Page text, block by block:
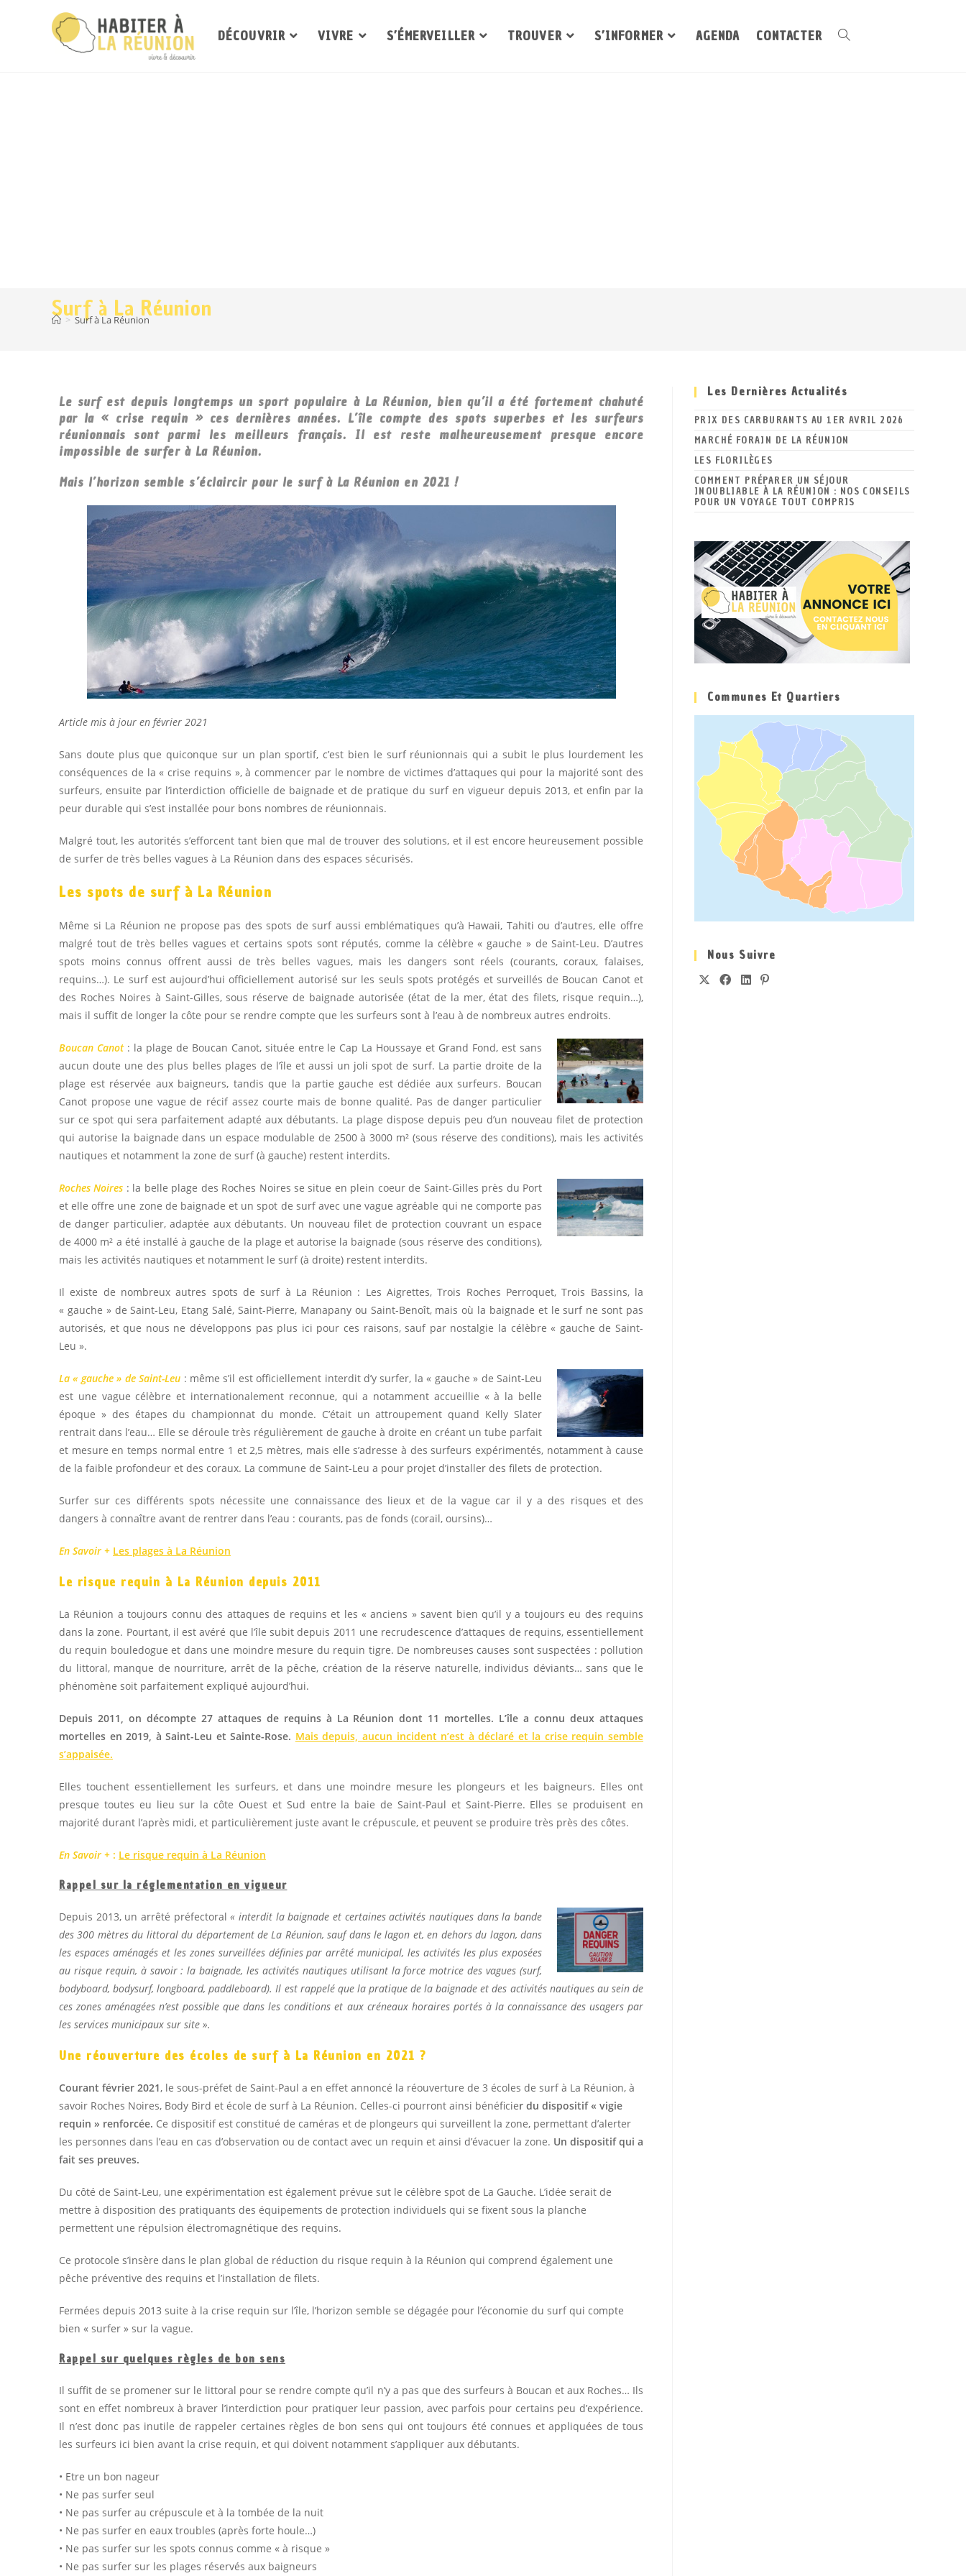
DÉCOUVRIR VIVRE S’ÉMERVEILLER TROUVER S’INFORMER AGENDA CONTACTER
Surf à La Réunion
> Surf à La Réunion
Le surf est depuis longtemps un sport populaire à La Réunion, bien qu’il a été fortement chahuté
par la « crise requin » ces dernières années. L’île compte des spots superbes et les surfeurs
réunionnais sont parmi les meilleurs français. Il est reste malheureusement presque encore
impossible de surfer à La Réunion.
Mais l’horizon semble s’éclaircir pour le surf à La Réunion en 2021 !
Article mis à jour en février 2021
Sans doute plus que quiconque sur un plan sportif, c’est bien le surf réunionnais qui a subit le plus lourdement les
conséquences de la « crise requins », à commencer par le nombre de victimes d’attaques qui pour la majorité sont des
surfeurs, ensuite par l’interdiction officielle de baignade et de pratique du surf en vigueur depuis 2013, et enfin par la
peur durable qui s’est installée pour bons nombres de réunionnais.
Malgré tout, les autorités s’efforcent tant bien que mal de trouver des solutions, et il est encore heureusement possible
de surfer de très belles vagues à La Réunion dans des espaces sécurisés.
Les spots de surf à La Réunion
Même si La Réunion ne propose pas des spots de surf aussi emblématiques qu’à Hawaii, Tahiti ou d’autres, elle offre
malgré tout de très belles vagues et certains spots sont réputés, comme la célèbre « gauche » de Saint-Leu. D’autres
spots moins connus offrent aussi de très belles vagues, mais les dangers sont réels (courants, coraux, falaises,
requins…). Le surf est aujourd’hui officiellement autorisé sur les seuls spots protégés et surveillés de Boucan Canot et
des Roches Noires à Saint-Gilles, sous réserve de baignade autorisée (état de la mer, état des filets, risque requin…),
mais il suffit de longer la côte pour se rendre compte que les surfeurs sont à l’eau à de nombreux autres endroits.
Boucan Canot: la plage de Boucan Canot, située entre le Cap La Houssaye et Grand Fond, est sans
aucun doute une des plus belles plages de l’île et aussi un joli spot de surf. La partie droite de la
plage est réservée aux baigneurs, tandis que la partie gauche est dédiée aux surfeurs. Boucan
Canot propose une vague de récif assez courte mais de bonne qualité. Pas de danger particulier
sur ce spot qui sera parfaitement adapté aux débutants. La plage dispose depuis peu d’un nouveau filet de protection
qui autorise la baignade dans un espace modulable de 2500 à 3000 m² (sous réserve des conditions), mais les activités
nautiques et notamment la zone de surf (à gauche) restent interdits.
Roches Noires : la belle plage des Roches Noires se situe en plein coeur de Saint-Gilles près du Port
et elle offre une zone de baignade et un spot de surf avec une vague agréable qui ne comporte pas
de danger particulier, adaptée aux débutants. Un nouveau filet de protection couvrant un espace
de 4000 m² a été installé à gauche de la plage et autorise la baignade (sous réserve des conditions),
mais les activités nautiques et notamment le surf (à droite) restent interdits.
Il existe de nombreux autres spots de surf à La Réunion : Les Aigrettes, Trois Roches Perroquet, Trois Bassins, la
« gauche » de Saint-Leu, Etang Salé, Saint-Pierre, Manapany ou Saint-Benoît, mais où la baignade et le surf ne sont pas
autorisés, et que nous ne développons pas plus ici pour ces raisons, sauf par nostalgie la célèbre « gauche de Saint-
Leu ».
La « gauche » de Saint-Leu : même s’il est officiellement interdit d’y surfer, la « gauche » de Saint-Leu
est une vague célèbre et internationalement reconnue, qui a notamment accueillie « à la belle
époque » des étapes du championnat du monde. C’était un attroupement quand Kelly Slater
rentrait dans l’eau… Elle se déroule très régulièrement de gauche à droite en créant un tube parfait
et mesure en temps normal entre 1 et 2,5 mètres, mais elle s’adresse à des surfeurs expérimentés, notamment à cause
de la faible profondeur et des coraux. La commune de Saint-Leu a pour projet d’installer des filets de protection.
Surfer sur ces différents spots nécessite une connaissance des lieux et de la vague car il y a des risques et des
dangers à connaître avant de rentrer dans l’eau : courants, pas de fonds (corail, oursins)…
En Savoir + Les plages à La Réunion
Le risque requin à La Réunion depuis 2011
La Réunion a toujours connu des attaques de requins et les « anciens » savent bien qu’il y a toujours eu des requins
dans la zone. Pourtant, il est avéré que l’île subit depuis 2011 une recrudescence d’attaques de requins, essentiellement
du requin bouledogue et dans une moindre mesure du requin tigre. De nombreuses causes sont suspectées : pollution
du littoral, manque de nourriture, arrêt de la pêche, création de la réserve naturelle, individus déviants… sans que le
phénomène soit parfaitement expliqué aujourd’hui.
Depuis 2011, on décompte 27 attaques de requins à La Réunion dont 11 mortelles. L’île a connu deux attaques
mortelles en 2019, à Saint-Leu et Sainte-Rose. Mais depuis, aucun incident n’est à déclaré et la crise requin semble
s’appaisée.
Elles touchent essentiellement les surfeurs, et dans une moindre mesure les plongeurs et les baigneurs. Elles ont
presque toutes eu lieu sur la côte Ouest et Sud entre la baie de Saint-Paul et Saint-Pierre. Elles se produisent en
majorité durant l’après midi, et particulièrement juste avant le crépuscule, et peuvent se produire très près des côtes.
En Savoir + : Le risque requin à La Réunion
Rappel sur la réglementation en vigueur
Depuis 2013, un arrêté préfectoral « interdit la baignade et certaines activités nautiques dans la bande
des 300 mètres du littoral du département de La Réunion, sauf dans le lagon et, en dehors du lagon, dans
les espaces aménagés et les zones surveillées définies par arrêté municipal, les activités les plus exposées
au risque requin, à savoir : la baignade, les activités nautiques utilisant la force motrice des vagues (surf,
bodyboard, bodysurf, longboard, paddleboard). Il est rappelé que la pratique de la baignade et des activités nautiques au sein de
ces zones aménagées n’est possible que dans les conditions et aux créneaux horaires portés à la connaissance des usagers par
les services municipaux sur site ».
Une réouverture des écoles de surf à La Réunion en 2021 ?
Courant février 2021, le sous-préfet de Saint-Paul a en effet annoncé la réouverture de 3 écoles de surf à La Réunion, à
savoir Roches Noires, Body Bird et école de surf à La Réunion. Celles-ci pourront ainsi bénéficier du dispositif « vigie
requin » renforcée. Ce dispositif est constitué de caméras et de plongeurs qui surveillent la zone, permettant d’alerter
les personnes dans l’eau en cas d’observation ou de contact avec un requin et ainsi d’évacuer la zone. Un dispositif qui a
fait ses preuves.
Du côté de Saint-Leu, une expérimentation est également prévue sut le célèbre spot de La Gauche. L’idée serait de
mettre à disposition des pratiquants des équipements de protection individuels qui se fixent sous la planche
permettent une répulsion électromagnétique des requins.
Ce protocole s’insère dans le plan global de réduction du risque requin à la Réunion qui comprend également une
pêche préventive des requins et l’installation de filets.
Fermées depuis 2013 suite à la crise requin sur l’île, l’horizon semble se dégagée pour l’économie du surf qui compte
bien « surfer » sur la vague.
Rappel sur quelques règles de bon sens
Il suffit de se promener sur le littoral pour se rendre compte qu’il n’y a pas que des surfeurs à Boucan et aux Roches… Ils
sont en effet nombreux à braver l’interdiction pour pratiquer leur passion, avec parfois pour certains peu d’expérience.
Il n’est donc pas inutile de rappeler certaines règles de bon sens qui ont toujours été connues et appliquées de tous
les surfeurs ici bien avant la crise requin, et qui doivent notamment s’appliquer aux débutants.
• Etre un bon nageur
• Ne pas surfer seul
• Ne pas surfer au crépuscule et à la tombée de la nuit
• Ne pas surfer en eaux troubles (après forte houle…)
• Ne pas surfer sur les spots connus comme « à risque »
• Ne pas surfer sur les plages réservés aux baigneurs
Les Dernières Actualités
PRIX DES CARBURANTS AU 1ER AVRIL 2026
MARCHÉ FORAIN DE LA RÉUNION
LES FLORILÈGES
COMMENT PRÉPARER UN SÉJOUR
INOUBLIABLE À LA RÉUNION : NOS CONSEILS
POUR UN VOYAGE TOUT COMPRIS
Communes Et Quartiers
Nous Suivre